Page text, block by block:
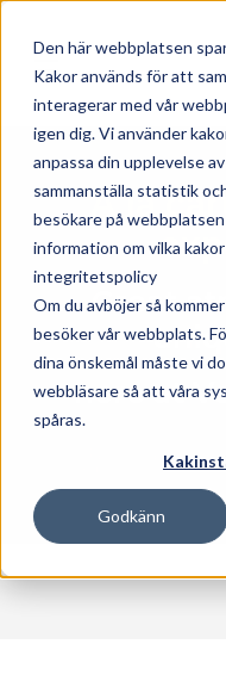
Den här webbplatsen
Kakor används för att
interagerar med vår
igen dig. Vi använder
anpassa din upplevelse
sammanställa statistik
besökare på
information om vilka
integritetspolicy
Om du avböjer så
besöker vår webbplats.
dina önskemål måste vi
webbläsare så att våra
spåras.
Godkänn
A la
Great
here at